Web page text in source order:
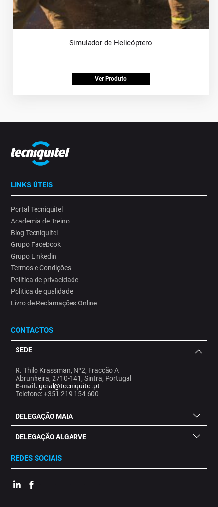
Simulador de Helicóptero
Ver Produto
LINKS ÚTEIS
Portal Tecniquitel
Academia de Treino
Blog Tecniquitel
Grupo Facebook
Grupo Linkedin
Termos e Condições
Politica de privacidade
Politica de qualidade
Livro de Reclamações Online
CONTACTOS
SEDE
R. Thilo Krassman, Nº2, Fracção A
Abrunheira, 2710-141, Sintra, Portugal
E-mail: geral@tecniquitel.pt
Telefone: +351 219 154 600
DELEGAÇÃO MAIA
DELEGAÇÃO ALGARVE
REDES SOCIAIS